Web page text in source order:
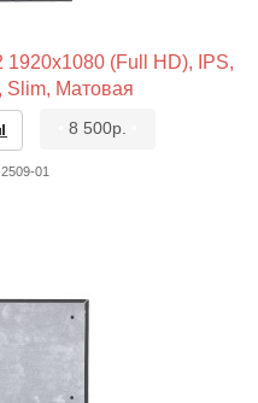
(Full HD), IPS,
Slim, Матовая
8 500р.
01